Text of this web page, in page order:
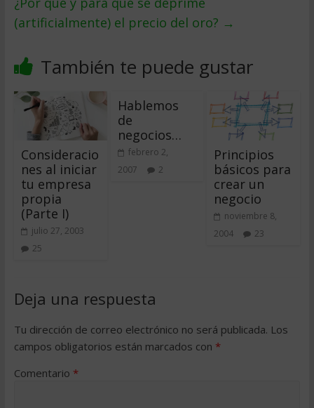
(artificialmente) el precio del oro? →
También te puede gustar
Consideracio
nes al iniciar
tu empresa
propia
(Parte I)
julio 27, 2003
25
Hablemos
de
negocios…
febrero 2,
2007
2
Principios
básicos para
crear un
negocio
noviembre 8,
2004
23
Deja una respuesta
Tu dirección de correo electrónico no será publicada. Los
campos obligatorios están marcados con *
Comentario *